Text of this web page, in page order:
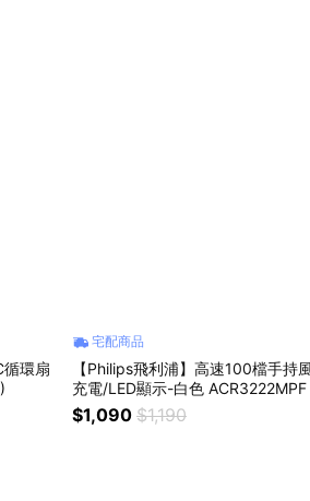
循環扇
宅配商品
【Philips飛利浦】高速100檔手持
充電/LED顯示-白色 ACR3222MPF
$1,090 $1,190